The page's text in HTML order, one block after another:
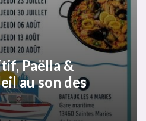
Paëlla &
au son des